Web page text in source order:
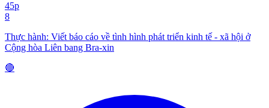
45p
8
Thực hành: Viết báo cáo về tình hình phát triển kinh tế - xã hội ở
Cộng hòa Liên bang Bra-xin
🔴